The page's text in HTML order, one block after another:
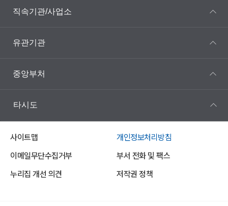
직속기관/사업소
유관기관
중앙부처
타시도
사이트맵
개인정보처리방침
이메일무단수집거부
부서 전화 및 팩스
누리집 개선 의견
저작권 정책